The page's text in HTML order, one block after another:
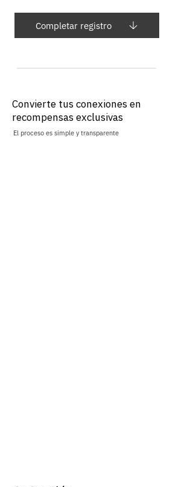
Completar registro
Convierte tus conexiones en
recompensas exclusivas
El proceso es simple y transparente